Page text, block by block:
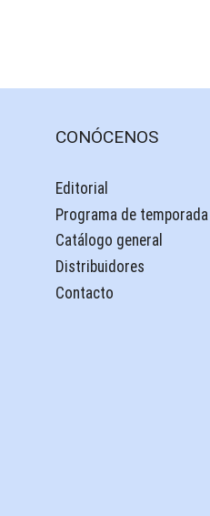
CONÓCENOS
Editorial
Programa de temporada
Catálogo general
Distribuidores
Contacto